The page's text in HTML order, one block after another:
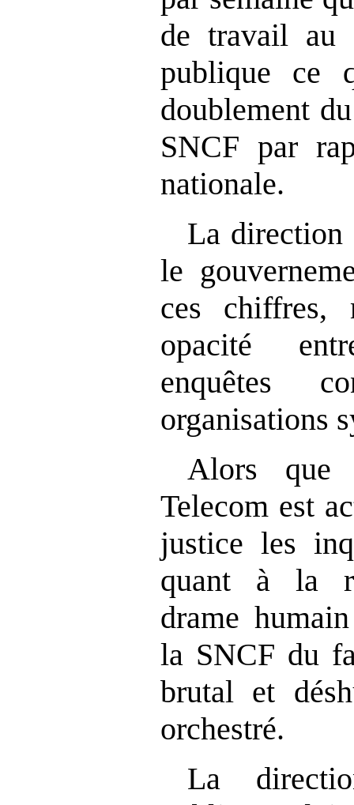
de travail au
publique ce
doublement
SNCF par
nationale.
La direction
le
ces chiffres,
opacité
enquêtes
organisations
Alors que
Telecom est
justice les
quant à la
drame
la SNCF du
brutal et
orchestré.
La